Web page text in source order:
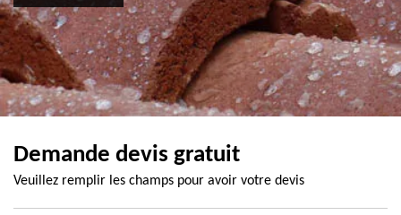
Demande devis gratuit
Veuillez remplir les champs pour avoir votre devis